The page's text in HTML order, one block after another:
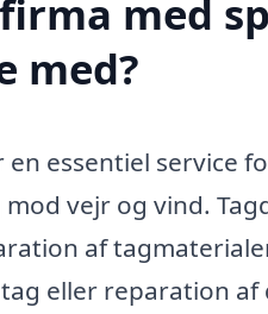
med
med?
essentiel service
vejr og vind.
af
eller reparation